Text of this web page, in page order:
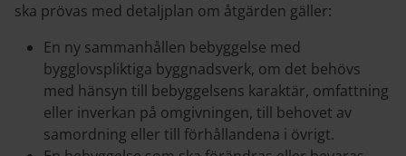
ska prövas med detaljplan om åtgärden gäller:
En ny sammanhållen bebyggelse med
bygglovspliktiga byggnadsverk, om det behövs
med hänsyn till bebyggelsens karaktär, omfattning
eller inverkan på omgivningen, till behovet av
samordning eller till förhållandena i övrigt.